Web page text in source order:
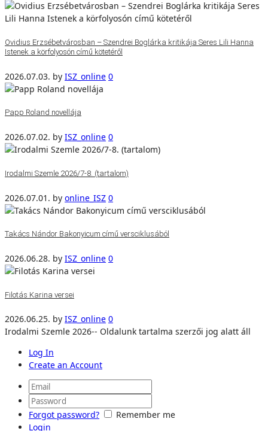
Ovidius Erzsébetvárosban – Szendrei Boglárka kritikája Seres Lili Hanna
Istenek a körfolyosón című kötetéről
2026.07.03. by ISZ_online 0
Papp Roland novellája
2026.07.02. by ISZ_online 0
Irodalmi Szemle 2026/7-8. (tartalom)
2026.07.01. by online_ISZ 0
Takács Nándor Bakonyicum című versciklusából
2026.06.28. by ISZ_online 0
Filotás Karina versei
2026.06.25. by ISZ_online 0
Irodalmi Szemle 2026-- Oldalunk tartalma szerzői jog alatt áll
Log In
Create an Account
Forgot password?
Remember me
Login